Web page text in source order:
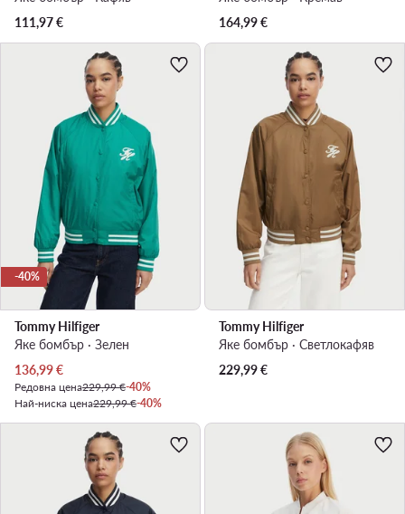
111,97€
164,99€
-40%
Tommy Hilfiger
Яке бомбър · Зелен
Актуална цена
136,99€
Редовна цена229,99 €-40%
Най-ниска цена229,99 €-40%
Tommy Hilfiger
Яке бомбър · Светлокафяв
229,99€